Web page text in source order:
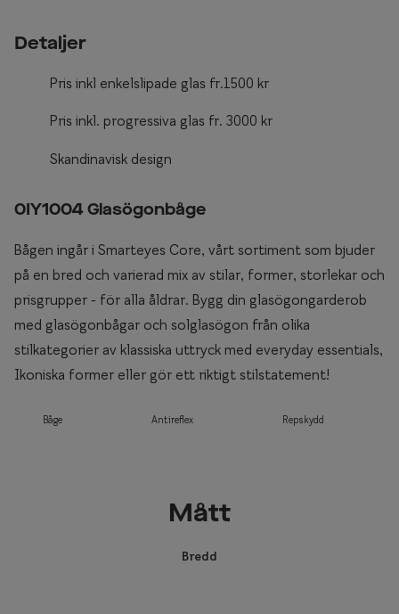
Detaljer
Pris inkl enkelslipade glas fr.1500 kr
Pris inkl. progressiva glas fr. 3000 kr
Skandinavisk design
0IY1004 Glasögonbåge
Bågen ingår i Smarteyes Core, vårt sortiment som bjuder
på en bred och varierad mix av stilar, former, storlekar och
prisgrupper - för alla åldrar. Bygg din glasögongarderob
med glasögonbågar och solglasögon från olika
stilkategorier av klassiska uttryck med everyday essentials,
Ikoniska former eller gör ett riktigt stilstatement!
Båge Antireflex Repskydd
Mått
Bredd